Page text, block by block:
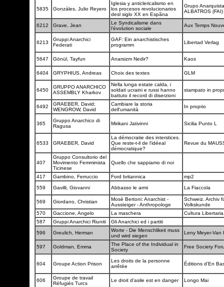
5835 Gonzáles, Julio Reyero
Iglesia y anticlericalismo en
los procesos revolucionarios
desl siglo XX en Espãna
Grupo Anarquista
ALBATROS (FAI)
6212 Grave, Jean
Le Syndicalisme dans
l'évolution sociale
Aux Temps
6213
Gruppi Anarchici
Federati
GAF: Ein anarchistisches
programm
Libertad Verlag
5647 Gönül, Tayfun Anarsizm Nedir? Kaos
6404 GRYPHIUS, Andreas Choix des textes GLM
6450
GRUPPO ANARCHICO
ASSEMBLY Kharkov
Nella lunga estate calda, i
soldati ucraini e russi hanno
battuto il record di diserzioni
stampato in
6492
GRAEBER, David;
WENGROW, David
Cambiare la storia
dell'umanità
In proprio
365
Gruppo Anarchico di
Ragusa
Mirikani Jativinni Sicilia Punto L
6533 GRAEBER, David
La démocratie des interstices.
Que reste-t-il de l'idéeal
démocratique?
Revue du
407
Gruppo Consultorio del
Movimento Femminista
Ticinese
Quello che sappiamo di noi
417 Gambino, Ferruccio Ford britannica
mp2
559
Gavilli, Giovanni Abbasso le armi La Fiaccola
569 Giordano, Christian
Mosè Bertoni: Anarchist -
Aussteiger - Anthropologe
Schweiz. Archiv
Volkskunde
570
Gaccione, Angelo La maschera
Cultura
587
Gruppi Anarchici Riuniti
Gli Anarchici ed i partiti
596
Greulich, Herman
Worte - Die Menschlikeit muss
und wird siegen
Leny Meyer-Van
597 Goldman, Emma
The Place of the Individual in
Society
Free Society
604 Groupe Action Prison
Les droits de la personne
arrêtée
Éditions d'En
606
Groupe de travail
Réfugiés Turcs
Le droit d'asile est en danger Longo Mai